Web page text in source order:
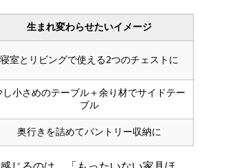
生まれ変わらせたいイメージ
寝室とリビングで使える2つのチェストに
し小さめのテーブル＋余り材でサイドテー
ブル
奥行きを詰めてパントリー収納に